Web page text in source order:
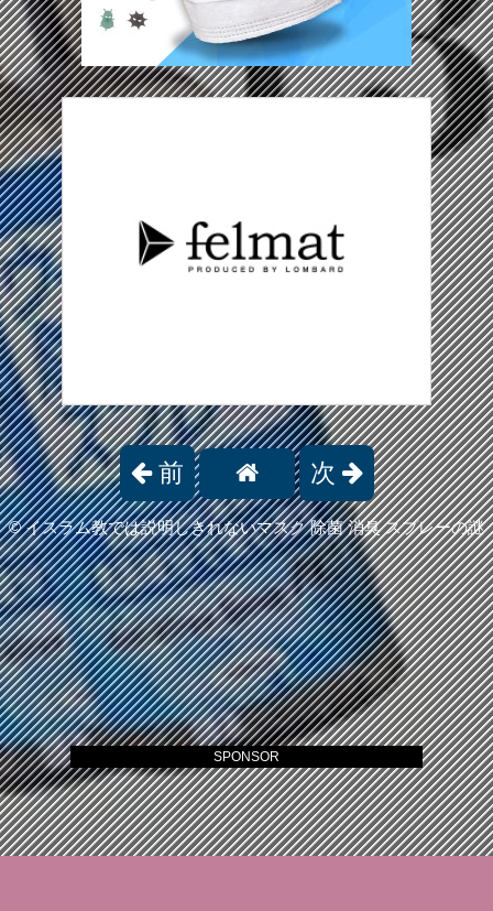
前 次
©イスラム教では説明しきれないマスク 除菌 消臭 スプレーの謎
SPONSOR